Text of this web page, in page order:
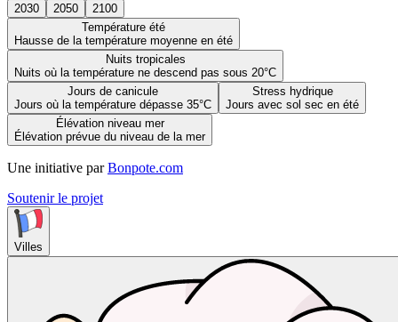
2030 2050
2100
Température été
Hausse de la température moyenne en été
Nuits tropicales
Nuits où la température ne descend pas sous 20°C
Jours de canicule
Jours où la température dépasse 35°C
Stress hydrique
Jours avec sol sec en été
Élévation niveau mer
Élévation prévue du niveau de la mer
Une initiative par Bonpote.com
Soutenir le projet
Villes